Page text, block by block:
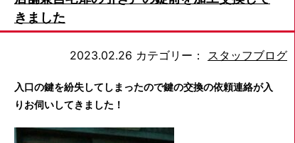
きました
2023.02.26 カテゴリー： スタッフブログ
入口の鍵を紛失してしまったので鍵の交換の依頼連絡が入
りお伺いしてきました！